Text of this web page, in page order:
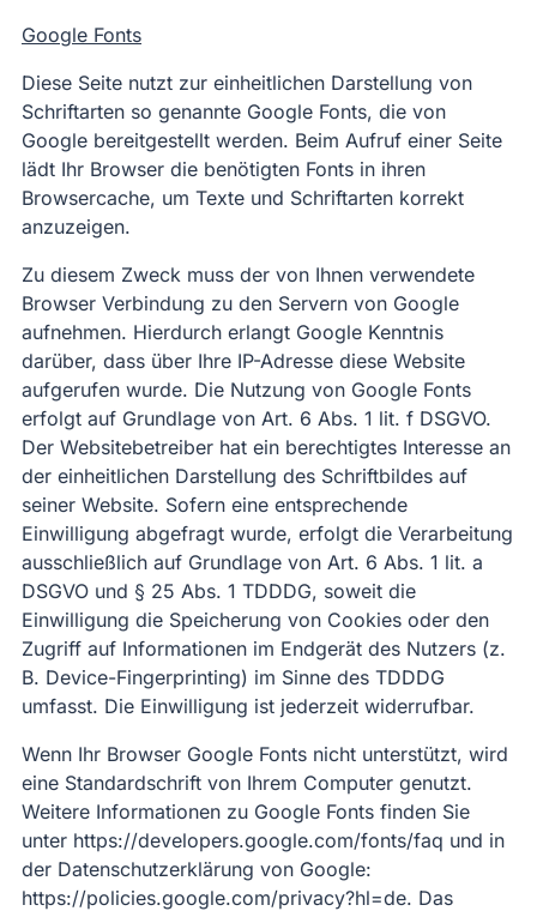
Google Fonts
Diese Seite nutzt zur einheitlichen Darstellung von
Schriftarten so genannte Google Fonts, die von
Google bereitgestellt werden. Beim Aufruf einer Seite
lädt Ihr Browser die benötigten Fonts in ihren
Browsercache, um Texte und Schriftarten korrekt
anzuzeigen.
Zu diesem Zweck muss der von Ihnen verwendete
Browser Verbindung zu den Servern von Google
aufnehmen. Hierdurch erlangt Google Kenntnis
darüber, dass über Ihre IP-Adresse diese Website
aufgerufen wurde. Die Nutzung von Google Fonts
erfolgt auf Grundlage von Art. 6 Abs. 1 lit. f DSGVO.
Der Websitebetreiber hat ein berechtigtes Interesse an
der einheitlichen Darstellung des Schriftbildes auf
seiner Website. Sofern eine entsprechende
Einwilligung abgefragt wurde, erfolgt die Verarbeitung
ausschließlich auf Grundlage von Art. 6 Abs. 1 lit. a
DSGVO und § 25 Abs. 1 TDDDG, soweit die
Einwilligung die Speicherung von Cookies oder den
Zugriff auf Informationen im Endgerät des Nutzers (z.
B. Device-Fingerprinting) im Sinne des TDDDG
umfasst. Die Einwilligung ist jederzeit widerrufbar.
Wenn Ihr Browser Google Fonts nicht unterstützt, wird
eine Standardschrift von Ihrem Computer genutzt.
Weitere Informationen zu Google Fonts finden Sie
unter https://developers.google.com/fonts/faq und in
der Datenschutzerklärung von Google:
https://policies.google.com/privacy?hl=de. Das